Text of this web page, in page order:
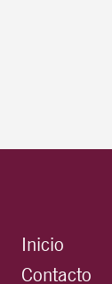
Inicio
Contacto